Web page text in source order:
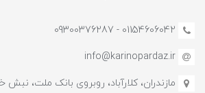
01154606042 - 09300376287
info@karinopardaz.ir
مازندران، کلارآباد، روبروی بانک ملت،